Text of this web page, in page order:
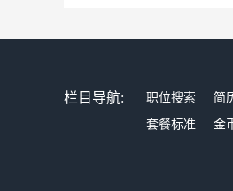
栏目导航: 职位搜索 简
套餐标准
金